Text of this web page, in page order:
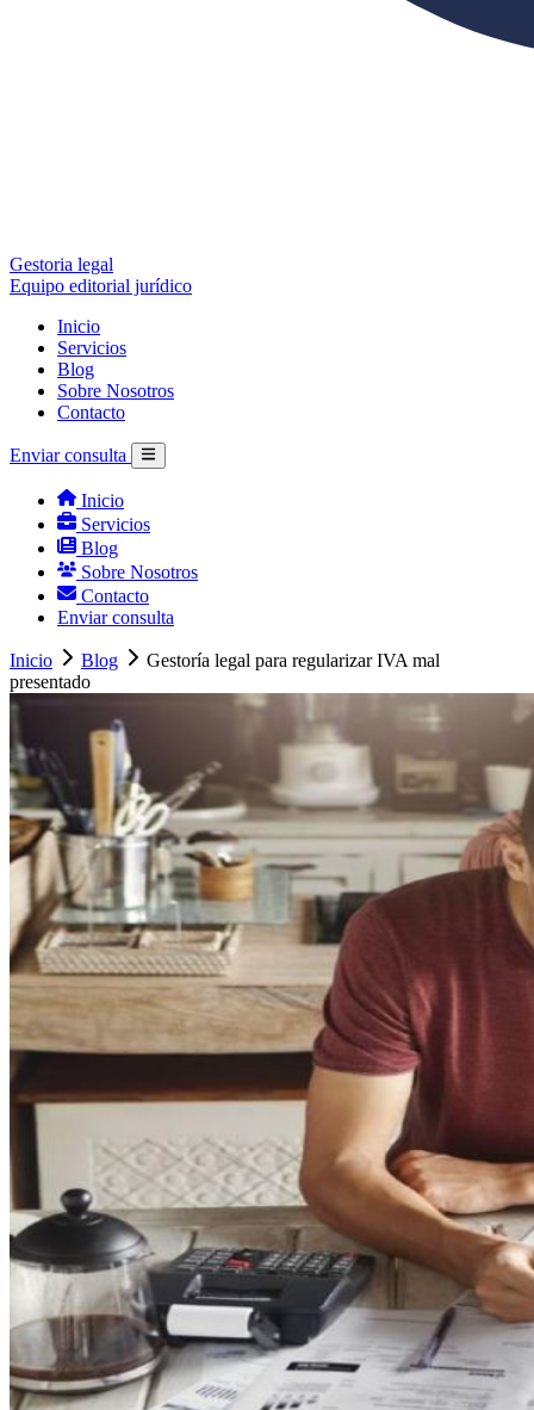
Gestoria legal
Equipo editorial jurídico
Inicio
Servicios
Blog
Sobre Nosotros
Contacto
Enviar consulta
Inicio
Servicios
Blog
Sobre Nosotros
Contacto
Enviar consulta
Inicio Blog
Gestoría legal para regularizar IVA mal
presentado